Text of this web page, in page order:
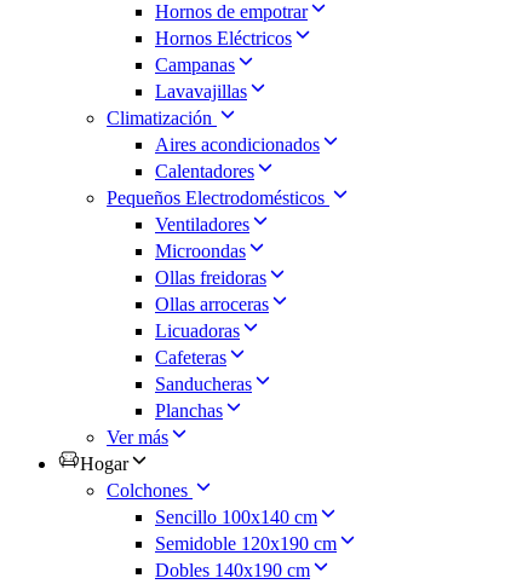
Hornos de empotrar
Hornos Eléctricos
Campanas
Lavavajillas
Climatización
Aires acondicionados
Calentadores
Pequeños Electrodomésticos
Ventiladores
Microondas
Ollas freidoras
Ollas arroceras
Licuadoras
Cafeteras
Sanducheras
Planchas
Ver más
Hogar
Colchones
Sencillo 100x140 cm
Semidoble 120x190 cm
Dobles 140x190 cm